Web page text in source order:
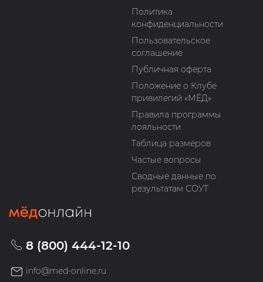
Политика
конфиденциальности
Пользовательское
соглашение
Публичная оферта
Положение о Клубе
привилегий «МЁД»
Правила программы
лояльности
Таблица размеров
Частые вопросы
Сводные данные по
результатам СОУТ
8 (800) 444-12-10
info@med-online.ru